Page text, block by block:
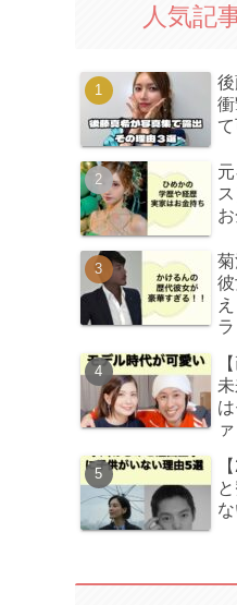
人気記
ラ